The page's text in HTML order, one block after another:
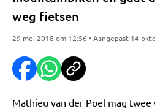
weg fietsen
29 mei 2018 om 12:56 • Aangepast 14
Mathieu van der Poel mag